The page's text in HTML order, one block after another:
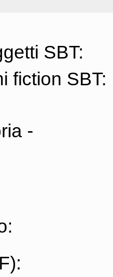
SBT:
fiction SBT:
-